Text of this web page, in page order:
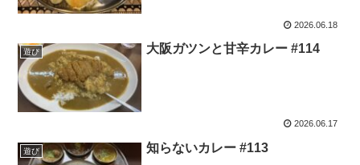
2026.06.18
遊び 大阪ガツンと甘辛カレー #114
2026.06.17
遊び 知らないカレー #113